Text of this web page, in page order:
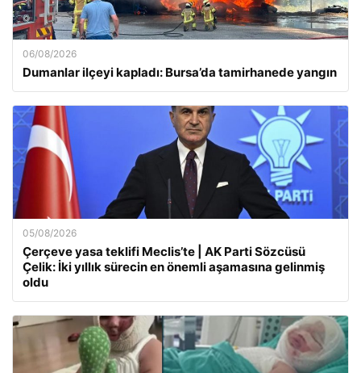
06/08/2026
Dumanlar ilçeyi kapladı: Bursa’da tamirhanede yangın
05/08/2026
Çerçeve yasa teklifi Meclis’te | AK Parti Sözcüsü
Çelik: İki yıllık sürecin en önemli aşamasına gelinmiş
oldu